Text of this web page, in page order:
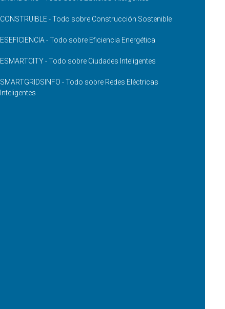
CONSTRUIBLE - Todo sobre Construcción Sostenible
ESEFICIENCIA - Todo sobre Eficiencia Energética
ESMARTCITY - Todo sobre Ciudades Inteligentes
SMARTGRIDSINFO - Todo sobre Redes Eléctricas
Inteligentes